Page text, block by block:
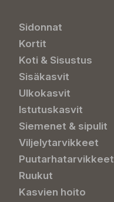
Sidonnat
Kortit
Koti & Sisustus
Sisäkasvit
Ulkokasvit
Istutuskasvit
Siemenet & sipulit
Viljelytarvikkeet
Puutarhatarvikkeet
Ruukut
Kasvien hoito